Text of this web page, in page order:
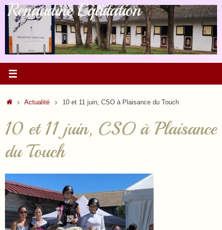
Passer
contenu
Renaudine Équitation
Accueil
Actualité 10 et 11 juin, CSO à Plaisance du Touch
10 et 11 juin, CSO à Plaisance
du Touch